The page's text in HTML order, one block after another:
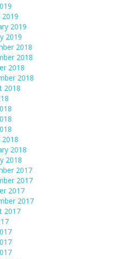
2019
2019
2018
2018
2018
2018
2018
2018
2018
2017
2017
2017
2017
2017